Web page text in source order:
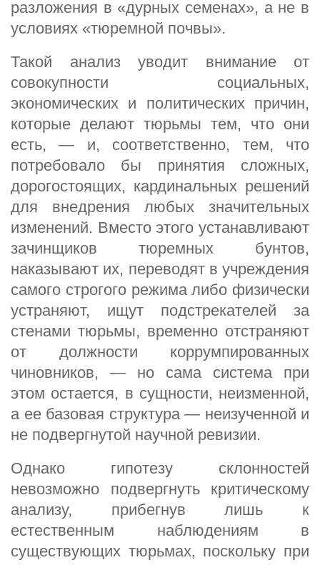
разложения в «дурных семенах», а не в
условиях «тюремной почвы».
Такой анализ уводит внимание от
совокупности социальных,
экономических и политических причин,
которые делают тюрьмы тем, что они
есть, — и, соответственно, тем, что
потребовало бы принятия сложных,
дорогостоящих, кардинальных решений
для внедрения любых значительных
изменений. Вместо этого устанавливают
зачинщиков тюремных бунтов,
наказывают их, переводят в учреждения
самого строгого режима либо физически
устраняют, ищут подстрекателей за
стенами тюрьмы, временно отстраняют
от должности коррумпированных
чиновников, — но сама система при
этом остается, в сущности, неизменной,
а ее базовая структура — неизученной и
не подвергнутой научной ревизии.
Однако гипотезу склонностей
невозможно подвергнуть критическому
анализу, прибегнув лишь к
естественным наблюдениям в
существующих тюрьмах, поскольку при